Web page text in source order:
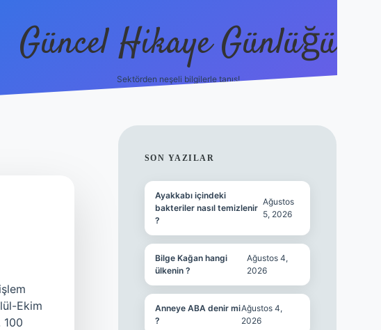
Güncel Hikaye Günlüğü
Sektörden neşeli bilgilerle tanış!
Ekim
100
SIDEBAR
SON YAZILAR
Ayakkabı içindeki
bakteriler nasıl temizlenir
?
Ağustos
5, 2026
Bilge Kağan hangi
ülkenin ?
Ağustos 4,
2026
Anneye ABA denir mi
?
Ağustos 4,
2026